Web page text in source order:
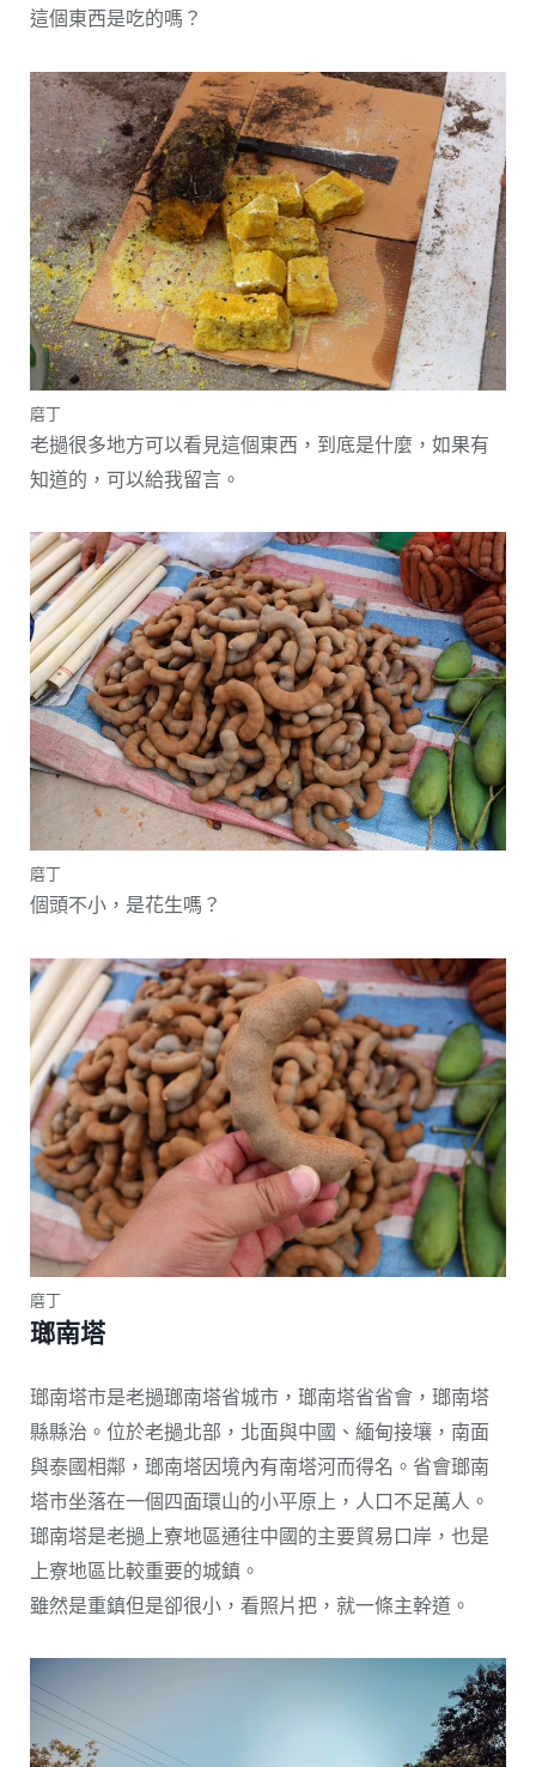
這個東西是吃的嗎？
磨丁
老撾很多地方可以看見這個東西，到底是什麼，如果有
知道的，可以給我留言。
磨丁
個頭不小，是花生嗎？
磨丁
瑯南塔
瑯南塔市是老撾瑯南塔省城市，瑯南塔省省會，瑯南塔
縣縣治。位於老撾北部，北面與中國、緬甸接壤，南面
與泰國相鄰，瑯南塔因境內有南塔河而得名。省會瑯南
塔市坐落在一個四面環山的小平原上，人口不足萬人。
瑯南塔是老撾上寮地區通往中國的主要貿易口岸，也是
上寮地區比較重要的城鎮。
雖然是重鎮但是卻很小，看照片把，就一條主幹道。